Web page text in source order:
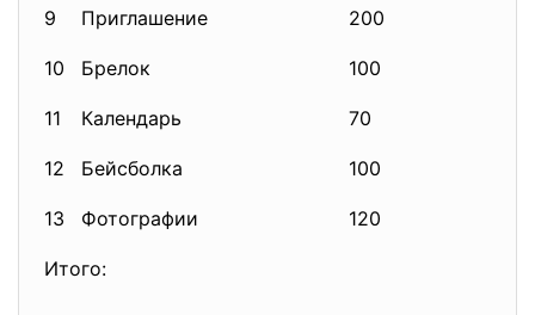
9 Приглашение 200
10 Брелок 100
11 Календарь 70
12 Бейсболка 100
13 Фотографии 120
Итого: